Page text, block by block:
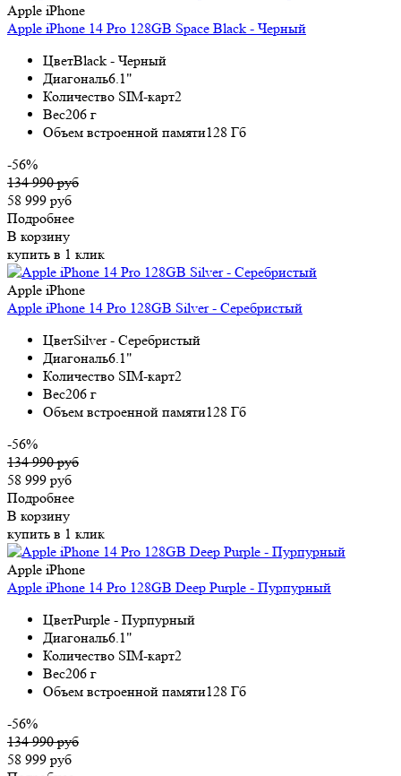
Apple iPhone
Apple iPhone 14 Pro 128GB Space Black - Черный
ЦветBlack - Черный
Диагональ6.1"
Количество SIM-карт2
Вес206 г
Объем встроенной памяти128 Гб
-56%
134 990 руб
58 999 руб
Подробнее
В корзину
купить в 1 клик
Apple iPhone
Apple iPhone 14 Pro 128GB Silver - Серебристый
ЦветSilver - Серебристый
Диагональ6.1"
Количество SIM-карт2
Вес206 г
Объем встроенной памяти128 Гб
-56%
134 990 руб
58 999 руб
Подробнее
В корзину
купить в 1 клик
Apple iPhone
Apple iPhone 14 Pro 128GB Deep Purple - Пурпурный
ЦветPurple - Пурпурный
Диагональ6.1"
Количество SIM-карт2
Вес206 г
Объем встроенной памяти128 Гб
-56%
134 990 руб
58 999 руб